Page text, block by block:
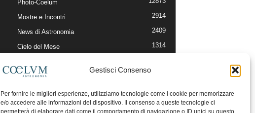
Gestisci Consenso
Per fornire le migliori esperienze, utilizziamo tecnologie come i cookie per memorizzare
e/o accedere alle informazioni del dispositivo. Il consenso a queste tecnologie ci
permetterà di elaborare dati come il comportamento di navigazione o ID unici su questo
Photo-Coelum
Mostre e Incontri 2914
News di Astronomia 2409
Cielo del Mese 1314
Articoli e Risorse On-Line
Il Blog della Redazione